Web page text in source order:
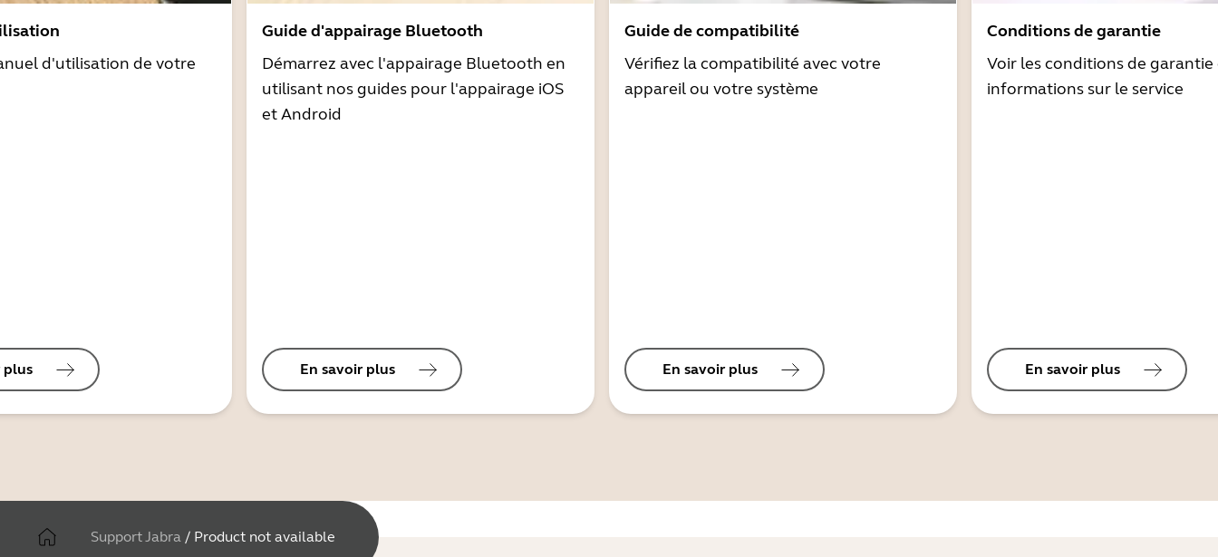
d'utilisation de votre
plus
Guide d'appairage Bluetooth
Démarrez avec l'appairage Bluetooth en
utilisant nos guides pour l'appairage iOS
et Android
En savoir plus
Guide de compatibilité
Vérifiez la compatibilité avec votre
appareil ou votre système
En savoir plus
Conditions de garantie
Voir les conditions de garantie
informations sur le service
En savoir plus
Support Jabra / Product not available